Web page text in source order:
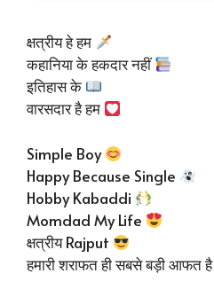
क्षत्रीय हे हम
कहानिया के हकदार नहीं
इतिहास के
वारसदार है हम
Simple Boy
Happy Because Single
Hobby Kabaddi
Momdad My Life
क्षत्रीय Rajput
हमारी शराफत ही सबसे बड़ी आफत है